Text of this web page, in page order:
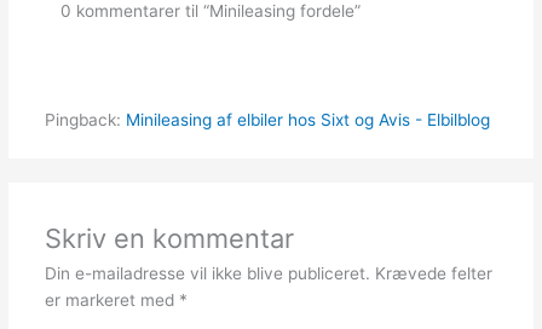
0 kommentarer til “Minileasing fordele”
Pingback: Minileasing af elbiler hos Sixt og Avis - Elbilblog
Skriv en kommentar
Din e-mailadresse vil ikke blive publiceret. Krævede felter
er markeret med *